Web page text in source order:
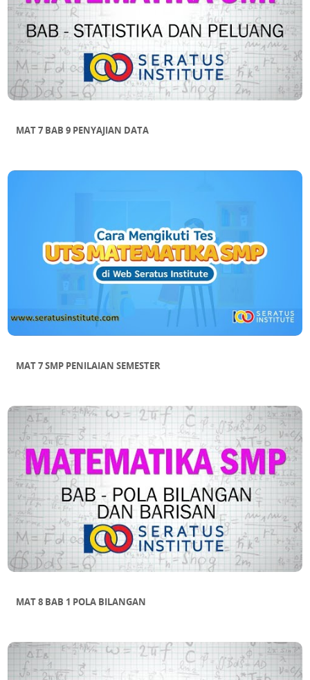
MAT 7 BAB 9 PENYAJIAN DATA
MAT 7 SMP PENILAIAN SEMESTER
MAT 8 BAB 1 POLA BILANGAN